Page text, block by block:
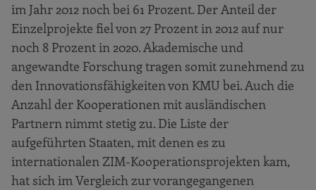
im Jahr 2012 noch bei 61 Prozent. Der Anteil der
Einzelprojekte fiel von 27 Prozent in 2012 auf nur
noch 8 Prozent in 2020. Akademische und
angewandte Forschung tragen somit zunehmend zu
den Innovationsfähigkeiten von KMU bei. Auch die
Anzahl der Kooperationen mit ausländischen
Partnern nimmt stetig zu. Die Liste der
aufgeführten Staaten, mit denen es zu
internationalen ZIM-Kooperationsprojekten kam,
hat sich im Vergleich zur vorangegangenen